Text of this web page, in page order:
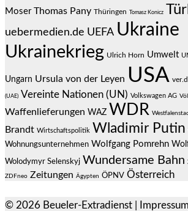
Moser Thomas Pany Thüringen Tomasz Konicz
uebermedien.de UEFA Ukraine
Ukrainekrieg Ulrich Horn Umwelt
Ungarn Ursula von der Leyen USA
(UAE) Vereinte Nationen (UN) Volkswagen AG
Waffenlieferungen WAZ WDR
Brandt Wirtschaftspolitik Wladimir Putin
Wohnungsunternehmen Wolfgang Pomrehn
Wolodymyr Selenskyj Wundersame Bahn
ZDFneo Zeitungen Ägypten ÖPNV Österreich
© 2026 Beueler-Extradienst Impressum